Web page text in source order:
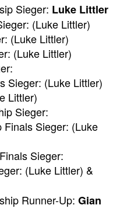
Sieger: Luke Littler
(Luke Littler)
(Luke Littler)
(Luke Littler)
Sieger: (Luke Littler)
Littler)
Sieger:
Sieger: (Luke
Sieger:
(Luke Littler) &
Runner-Up: Gian